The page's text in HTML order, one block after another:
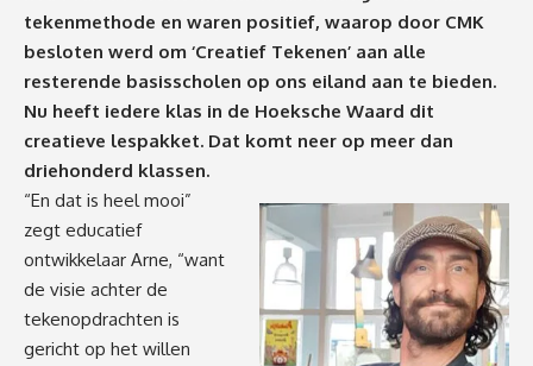
tekenmethode en waren positief, waarop door CMK
besloten werd om ‘Creatief Tekenen’ aan alle
resterende basisscholen op ons eiland aan te bieden.
Nu heeft iedere klas in de Hoeksche Waard dit
creatieve lespakket. Dat komt neer op meer dan
driehonderd klassen.
“En dat is heel mooi”
zegt educatief
ontwikkelaar Arne, “want
de visie achter de
tekenopdrachten is
gericht op het willen